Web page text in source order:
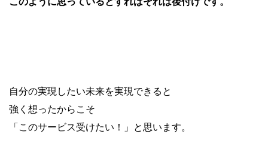
自分の実現したい未来を実現できると
強く想ったからこそ
「このサービス受けたい！」と思います。